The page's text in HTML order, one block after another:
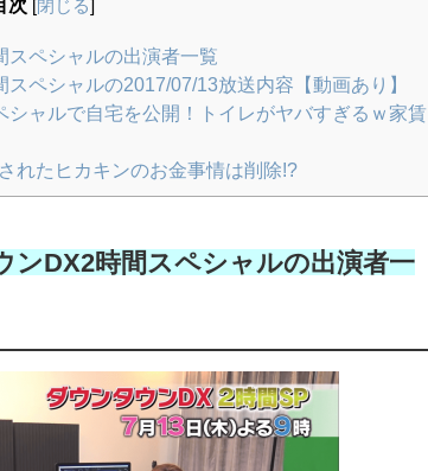
次 閉じる
ペシャルの出演者一覧
ペシャルの2017/07/13放送内容【動画あり】
ャルで自宅を公開！トイレがヤバすぎるｗ家賃
れたヒカキンのお金事情は削除!?
DX2時間スペシャルの出演者一